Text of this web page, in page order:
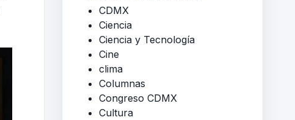
CDMX
Ciencia
Ciencia y Tecnología
Cine
clima
Columnas
Congreso CDMX
Cultura